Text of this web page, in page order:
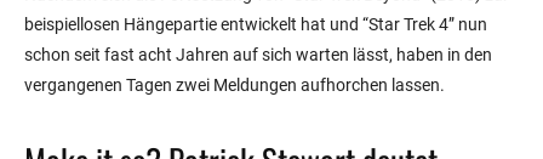
beispiellosen Hängepartie entwickelt hat und “Star Trek 4” nun
schon seit fast acht Jahren auf sich warten lässt, haben in den
vergangenen Tagen zwei Meldungen aufhorchen lassen.